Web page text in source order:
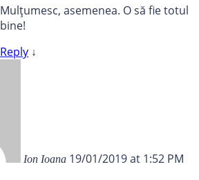
Mulțumesc, asemenea. O să fie totul
bine!
Reply ↓
Ion Ioana 19/01/2019 at 1:52 PM